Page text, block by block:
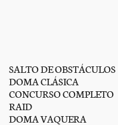
SALTO DE OBSTÁCULOS
DOMA CLÁSICA
CONCURSO COMPLETO
RAID
DOMA VAQUERA